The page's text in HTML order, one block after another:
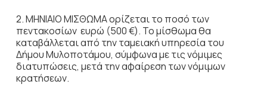
2. ΜΗΝΙΑΙΟ ΜΙΣΘΩΜΑ ορίζεται το ποσό των
πεντακοσίων ευρώ (500 €). Το μίσθωμα θα
καταβάλλεται από την ταμειακή υπηρεσία του
Δήμου Μυλοποτάμου, σύμφωνα με τις νόμιμες
διατυπώσεις, μετά την αφαίρεση των νόμιμων
κρατήσεων.